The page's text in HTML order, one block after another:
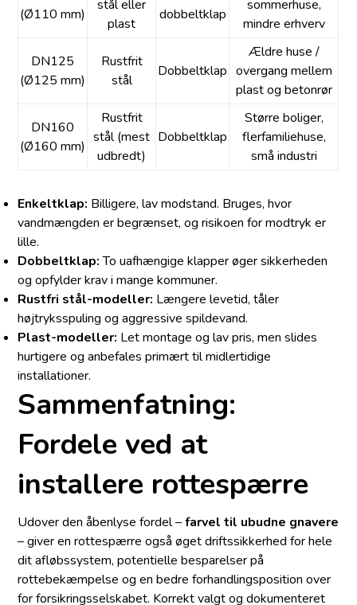
(Ø110 mm)
stål eller
plast
dobbeltklap
sommerhuse,
mindre erhverv
DN125
(Ø125 mm)
Rustfrit
stål
Dobbeltklap
Ældre huse /
overgang mellem
plast og betonrør
DN160
(Ø160 mm)
Rustfrit
stål (mest
udbredt)
Dobbeltklap
Større boliger,
flerfamiliehuse,
små industri
Enkeltklap: Billigere, lav modstand. Bruges, hvor
vandmængden er begrænset, og risikoen for modtryk er
lille.
Dobbeltklap:To uafhængige klapper øger sikkerheden
og opfylder krav i mange kommuner.
Rustfri stål-modeller: Længere levetid, tåler
højtryksspuling og aggressive spildevand.
Plast-modeller: Let montage og lav pris, men slides
hurtigere og anbefales primært til midlertidige
installationer.
Sammenfatning:
Fordele ved at
installere rottespærre
Udover den åbenlyse fordel –farvel til ubudne gnavere
– giver en rottespærre også øget driftssikkerhed for hele
dit afløbssystem, potentielle besparelser på
rottebekæmpelse og en bedre forhandlingsposition over
for forsikringsselskabet. Korrekt valgt og dokumenteret